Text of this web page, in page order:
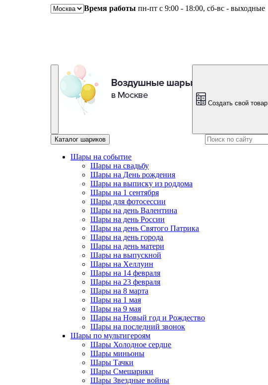
Время работы пн-пт с 9:00 - 18:00, сб-вс - выходные
Создать свой товар
Каталог шариков
Шары на событие
Шары на свадьбу
Шары на День рождения
Шары на выписку из роддома
Шары на 1 сентября
Шары для фотосессии
Шары на день Валентина
Шары на день России
Шары на день Святого Патрика
Шары на день города
Шары на день матери
Шары на выпускной
Шары на Хеллуин
Шары на 14 февраля
Шары на 23 февраля
Шары на 8 марта
Шары на 1 мая
Шары на 9 мая
Шары на Новый год и Рождество
Шары на последний звонок
Шары по мультигероям
Шары Холодное сердце
Шары миньоны
Шары Тачки
Шары Смешарики
Шары Звездные войны